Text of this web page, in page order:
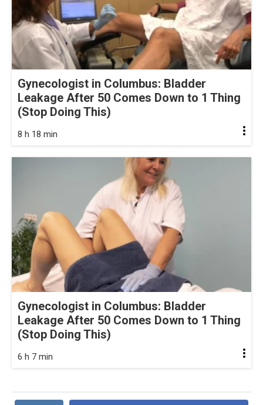
Gynecologist in Columbus: Bladder
Leakage After 50 Comes Down to 1 Thing
(Stop Doing This)
8 h 18 min
Gynecologist in Columbus: Bladder
Leakage After 50 Comes Down to 1 Thing
(Stop Doing This)
6 h 7 min